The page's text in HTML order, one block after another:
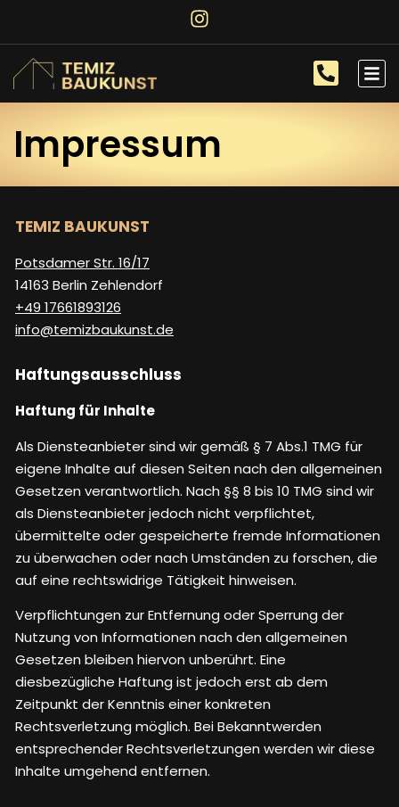
Impressum
TEMIZ BAUKUNST
Potsdamer Str. 16/17
14163 Berlin Zehlendorf
+49 17661893126
info@temizbaukunst.de
Haftungsausschluss
Haftung für Inhalte
Als Diensteanbieter sind wir gemäß § 7 Abs.1 TMG für
eigene Inhalte auf diesen Seiten nach den allgemeinen
Gesetzen verantwortlich. Nach §§ 8 bis 10 TMG sind wir
als Diensteanbieter jedoch nicht verpflichtet,
übermittelte oder gespeicherte fremde Informationen
zu überwachen oder nach Umständen zu forschen, die
auf eine rechtswidrige Tätigkeit hinweisen.
Verpflichtungen zur Entfernung oder Sperrung der
Nutzung von Informationen nach den allgemeinen
Gesetzen bleiben hiervon unberührt. Eine
diesbezügliche Haftung ist jedoch erst ab dem
Zeitpunkt der Kenntnis einer konkreten
Rechtsverletzung möglich. Bei Bekanntwerden
entsprechender Rechtsverletzungen werden wir diese
Inhalte umgehend entfernen.